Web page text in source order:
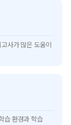
사가많은 도움이
습 환경과 학습